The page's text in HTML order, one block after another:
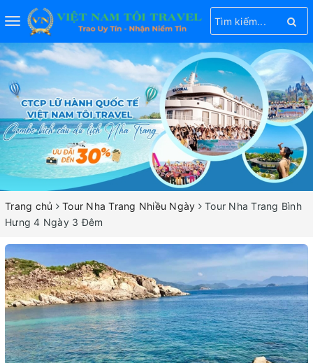
Toggle
navigation
Trang chủ Tour Nha Trang Nhiều Ngày
Tour Nha Trang Bình
Hưng 4 Ngày 3 Đêm